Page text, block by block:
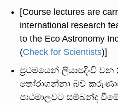
[Course lectures are
international research
to the Eco Astronomy
(Check for Scientists)]
ප්‍රථමයෙන් ලියාපදිංචි
තෝරාගන්නා බව
පාඨමාලවට සම්බන්ද